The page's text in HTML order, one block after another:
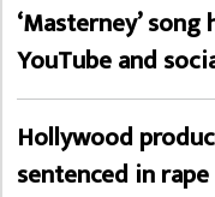
‘Masterney’
YouTube and
Hollywood
sentenced in